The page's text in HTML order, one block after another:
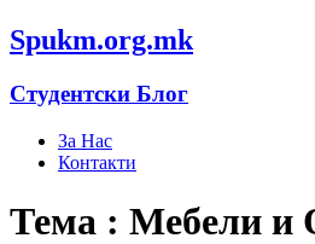
Spukm.org.mk
Студентски Блог
За Нас
Контакти
Тема : Мебели и